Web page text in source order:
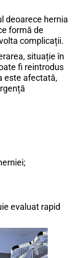
deoarece hernia
formă de
complicații.
situație în
fi reintrodus
este afectată,
evaluat rapid